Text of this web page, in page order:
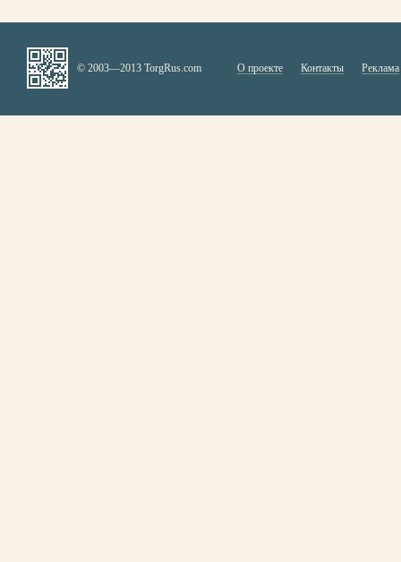
© 2003—2013 TorgRus.com О проекте Контакты Реклама